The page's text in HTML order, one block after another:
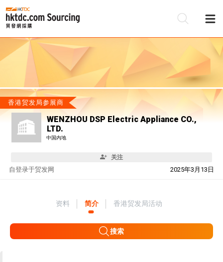
香港贸发局参展商
WENZHOU DSP Electric Appliance CO.,
LTD.
中国内地
关注
自 2025年3月13日
登录于贸发网
资料 简介 香港贸发局活动
搜索